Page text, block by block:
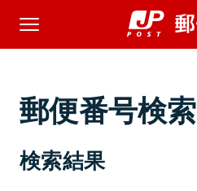
郵便番号検索
検索結果